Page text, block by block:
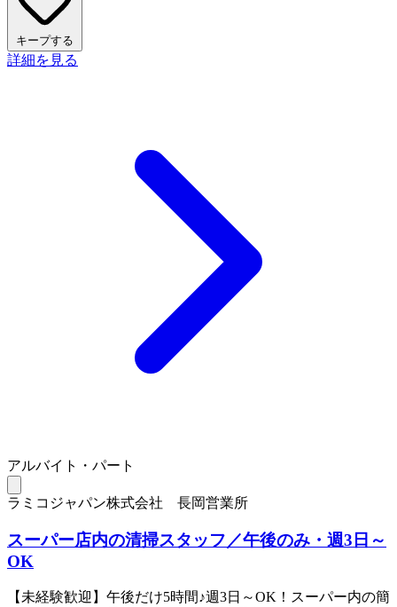
キープする
詳細を見る
アルバイト・パート
ラミコジャパン株式会社 長岡営業所
スーパー店内の清掃スタッフ／午後のみ・週3日～
OK
【未経験歓迎】午後だけ5時間♪週3日～OK！スーパー内の簡